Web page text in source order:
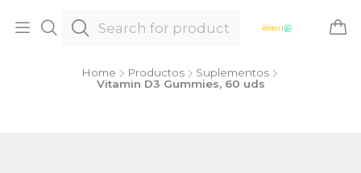
Home Productos
Suplementos
Vitamin D3 Gummies, 60 uds